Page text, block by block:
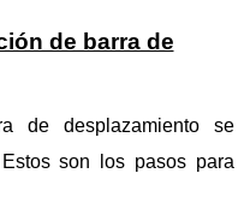
de barra de
de desplazamiento se
son los pasos para